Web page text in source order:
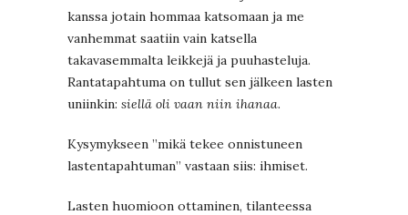
kanssa jotain hommaa katsomaan ja me
vanhemmat saatiin vain katsella
takavasemmalta leikkejä ja puuhasteluja.
Rantatapahtuma on tullut sen jälkeen lasten
uniinkin: siellä oli vaan niin ihanaa.
Kysymykseen ”mikä tekee onnistuneen
lastentapahtuman” vastaan siis: ihmiset.
Lasten huomioon ottaminen, tilanteessa